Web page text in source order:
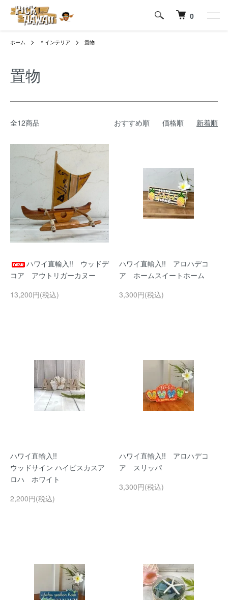
0
ホーム ＊インテリア 置物
置物
全12商品 おすすめ順 価格順 新着順
ハワイ直輸入!! ウッドデ
コア アウトリガーカヌー
13,200円(税込)
ハワイ直輸入!! アロハデコ
ア ホームスイートホーム
3,300円(税込)
ハワイ直輸入!!
ウッドサイン ハイビスカスア
ロハ ホワイト
2,200円(税込)
ハワイ直輸入!! アロハデコ
ア スリッパ
3,300円(税込)